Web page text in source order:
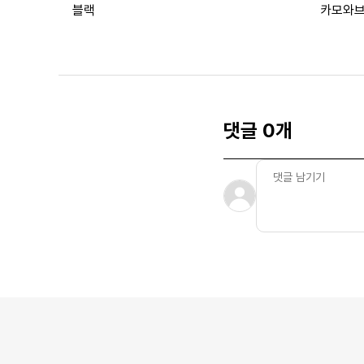
블랙 카모와
댓글 0개